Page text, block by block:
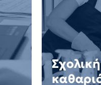
Σχολική